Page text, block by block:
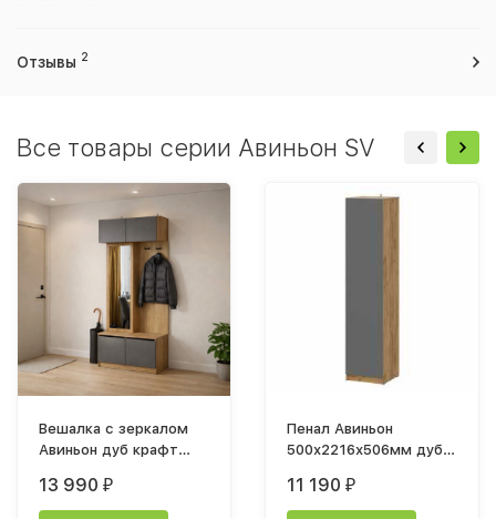
Отзывы 2
Все товары серии Авиньон SV
Вешалка с зеркалом
Авиньон дуб крафт
серый
13 990 ₽
Пенал Авиньон
500х2216х506мм дуб
графит серый
11 190 ₽